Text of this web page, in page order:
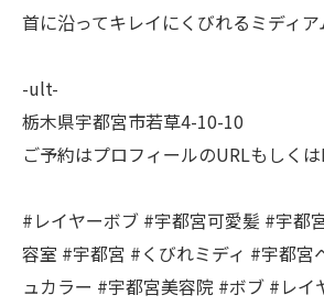
首に沿ってキレイにくびれるミディ
-ult-
栃木県宇都宮市若草4-10-10
ご予約はプロフィールのURLもしく
#レイヤーボブ #宇都宮可愛髪 #宇都
容室 #宇都宮 #くびれミディ #宇都宮
ュカラー #宇都宮美容院 #ボブ #レイ